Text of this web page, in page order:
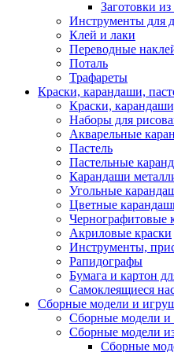
Заготовки из
Инструменты для
Клей и лаки
Переводные
Поталь
Трафареты
Краски, карандаши,
Краски,
Наборы для
Акварельные
Пастель
Пастельные
Карандаши
Угольные
Цветные
Чернографитовые
Акриловые краски
Инструменты,
Рапидографы
Бумага и картон
Самоклеящиеся
Сборные модели и
Сборные модели и
Сборные модели
Сборные